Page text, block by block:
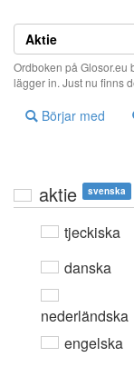
Ordboken på Glosor.eu
lägger in. Just nu finns
Börjar med
aktie svenska
tjeckiska
danska
nederländska
engelska